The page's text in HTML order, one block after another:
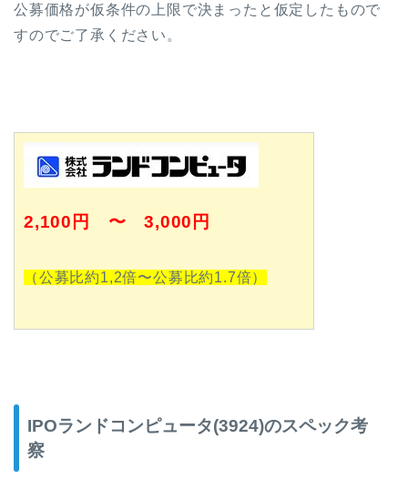
公募価格が仮条件の上限で決まったと仮定したもので
すのでご了承ください。
2,100 円 〜 3,000円
（公募比約1,2倍〜公募比約1.7倍）
IPOランドコンピュータ(3924)のスペック考
察